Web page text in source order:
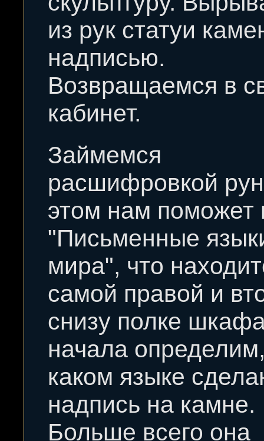
из рук статуи
надписью.
Возвращаемся в
кабинет.
Займемся
расшифровкой
этом нам поможет
"Письменные
мира", что
самой правой и
снизу полке
начала
каком языке
надпись на камне.
Больше всего она